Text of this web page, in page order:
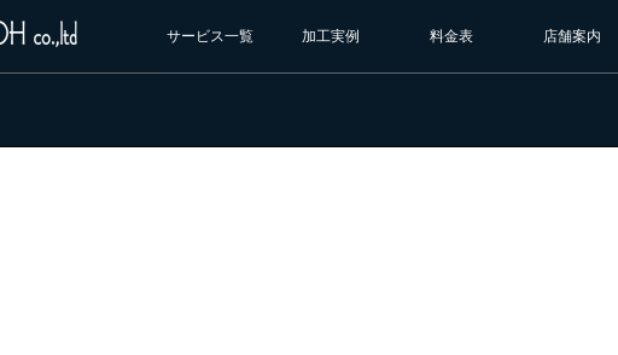
サービス一覧 加工実例 料金表 店舗案内